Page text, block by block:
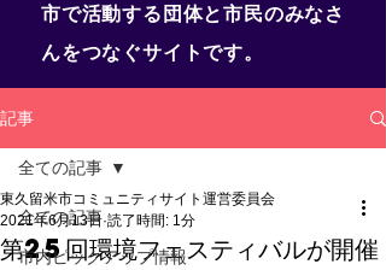
市で活動する団体と市民のみなさ
んをつなぐサイトです。
記事
全ての記事
市内ピックアップ情報
全ての記事
第25回環境フェスティバルが開催
東久留米市コミュニティサイト運営委員会
2021年6月13日 読了時間: 1分